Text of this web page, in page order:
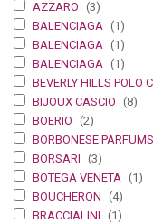
AZZARO (3)
BALENCIAGA (1)
BALENCIAGA (1)
BALENCIAGA (1)
BEVERLY HILLS POLO
BIJOUX CASCIO (8)
BOERIO (2)
BORBONESE PARFUMS
BORSARI (3)
BOTEGA VENETA (1)
BOUCHERON (4)
BRACCIALINI (1)